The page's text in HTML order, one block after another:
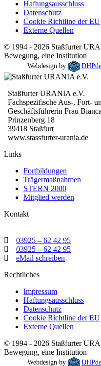
Haftungsausschluss
Datenschutz
Cookie Richtline der EU
Externe Quellen
© 1994 - 2026 Staßfurter
Bewegung, eine Institution
Webdesign by
Staßfurter URANIA e.V.
Fachspezifische Aus-, Fort-
Geschäftsführerin Frau
Prinzenberg 18
39418 Staßfurt
www.stassfurter-urania.de
Links
Fortbildungen
Trägermaßnahmen
STERN 2000
Mitglied werden
Kontakt
03925 – 62 42 95
03925 – 62 42 95
eMail schreiben
Rechtliches
Impressum
Haftungsausschluss
Datenschutz
Cookie Richtline der EU
Externe Quellen
© 1994 - 2026 Staßfurter
Bewegung, eine Institution
Webdesign by